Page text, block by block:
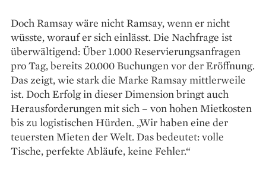
Doch Ramsay wäre nicht Ramsay, wenn er nicht
wüsste, worauf er sich einlässt. Die Nachfrage ist
überwältigend: Über 1.000 Reservierungsanfragen
pro Tag, bereits 20.000 Buchungen vor der Eröffnung.
Das zeigt, wie stark die Marke Ramsay mittlerweile
ist. Doch Erfolg in dieser Dimension bringt auch
Herausforderungen mit sich – von hohen Mietkosten
bis zu logistischen Hürden. „Wir haben eine der
teuersten Mieten der Welt. Das bedeutet: volle
Tische, perfekte Abläufe, keine Fehler.“